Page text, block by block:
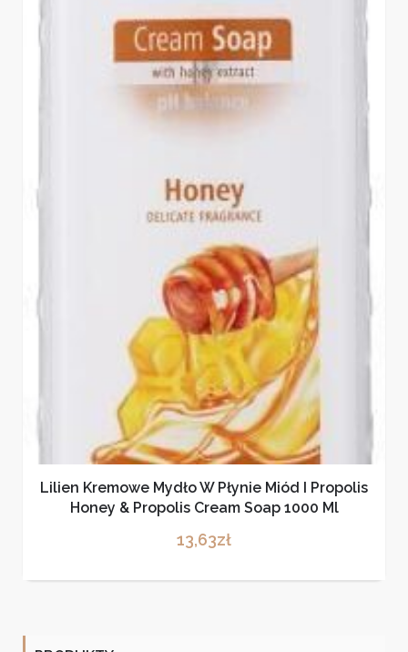
Lilien Kremowe Mydło W Płynie Miód I Propolis
Honey & Propolis Cream Soap 1000 Ml
13,63zł